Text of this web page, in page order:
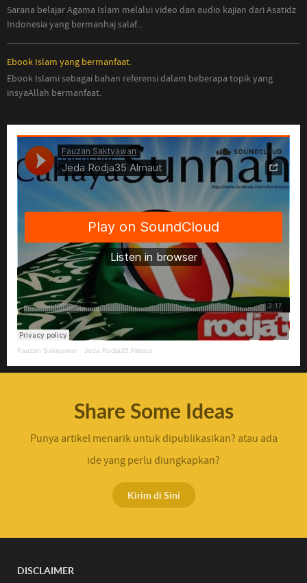
Sarana belajar Agama Islam melalui video dan audio kajian dari Asatidz
Indonesia yang bermanhaj salaf...
Ebook Islam yang bermanfaat.
Ebook Islami sebagai bahan referensi dalam beberapa topik yang
insyaAllah bermanfaat.
Fauzan Saktyawan · Jeda Rodja35 Almaut
Share Some Ideas
Punya artikel menarik untuk dipublikasikan? atau ada
ide yang perlu diungkapkan?
Kirim di Sini
DISCLAIMER